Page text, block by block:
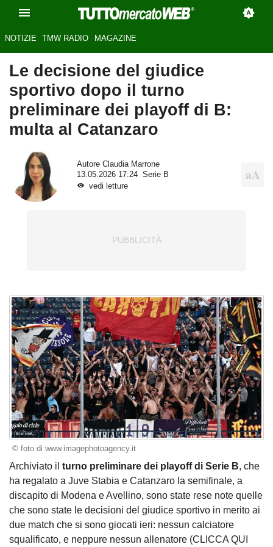
NOTIZIE TMW RADIO MAGAZINE
Le decisione del giudice
sportivo dopo il turno
preliminare dei playoff di B:
multa al Catanzaro
Autore Claudia Marrone
13.05.2026 17:24
Serie B
vedi letture
© foto di www.imagephotoagency.it
Archiviato il turno preliminare dei playoff di Serie B, che
ha regalato a Juve Stabia e Catanzaro la semifinale, a
discapito di Modena e Avellino, sono state rese note quelle
che sono state le decisioni del giudice sportivo in merito ai
due match che si sono giocati ieri: nessun calciatore
squalificato, e neppure nessun allenatore (CLICCA QUI